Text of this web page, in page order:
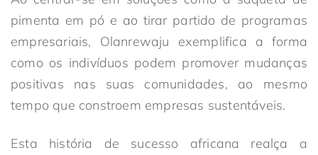
pimenta em pó e ao tirar partido de programas
empresariais, Olanrewaju exemplifica a forma
como os indivíduos podem promover mudanças
positivas nas suas comunidades, ao mesmo
tempo que constroem empresas sustentáveis.
Esta história de sucesso africana realça a